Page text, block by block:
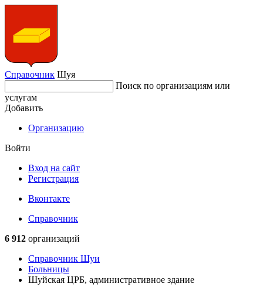
Справочник Шуя
Поиск по организациям или
услугам
Добавить
Организацию
Войти
Вход на сайт
Регистрация
Вконтакте
Справочник
6 912 организаций
Справочник Шуи
Больницы
Шуйская ЦРБ, административное здание